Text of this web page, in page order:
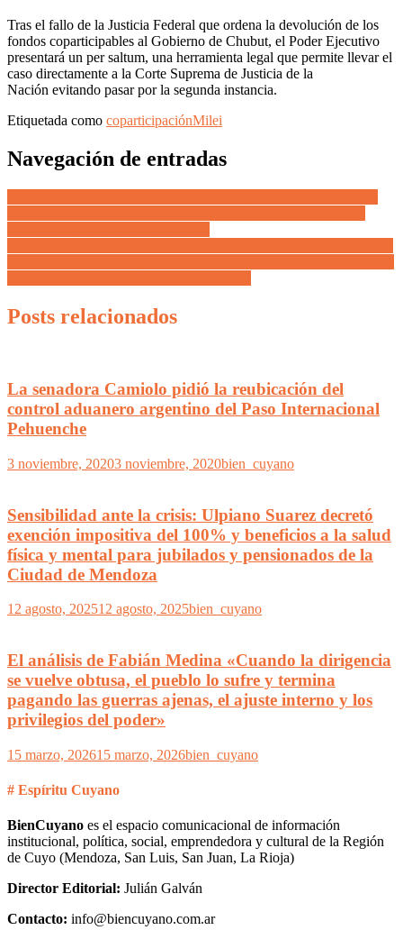
Tras el fallo de la Justicia Federal que ordena la devolución de los
fondos coparticipables al Gobierno de Chubut, el Poder Ejecutivo
presentará un per saltum, una herramienta legal que permite llevar el
caso directamente a la Corte Suprema de Justicia de la
Nación evitando pasar por la segunda instancia.
Etiquetada como coparticipaciónMilei
Navegación de entradas
Posts relacionados
La senadora Camiolo pidió la reubicación del
control aduanero argentino del Paso Internacional
Pehuenche
3 noviembre, 20203 noviembre, 2020bien_cuyano
Sensibilidad ante la crisis: Ulpiano Suarez decretó
exención impositiva del 100% y beneficios a la salud
física y mental para jubilados y pensionados de la
Ciudad de Mendoza
12 agosto, 202512 agosto, 2025bien_cuyano
El análisis de Fabián Medina «Cuando la dirigencia
se vuelve obtusa, el pueblo lo sufre y termina
pagando las guerras ajenas, el ajuste interno y los
privilegios del poder»
15 marzo, 202615 marzo, 2026bien_cuyano
# Espíritu Cuyano
BienCuyano es el espacio comunicacional de información
institucional, política, social, emprendedora y cultural de la Región
de Cuyo (Mendoza, San Luis, San Juan, La Rioja)
Director Editorial: Julián Galván
Contacto: info@biencuyano.com.ar